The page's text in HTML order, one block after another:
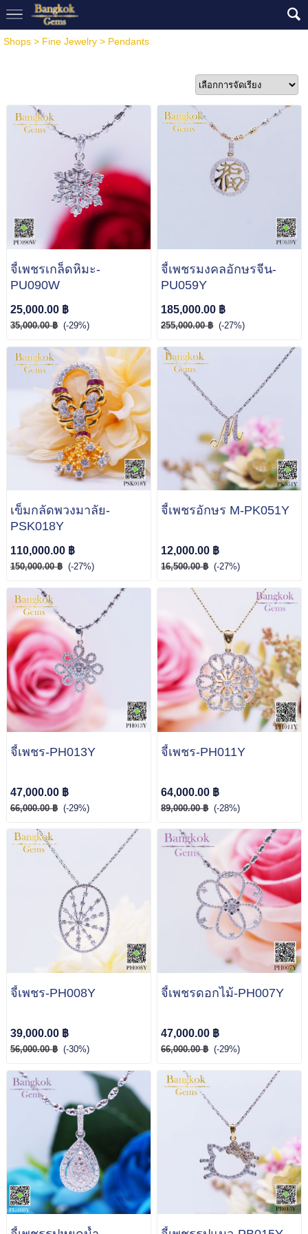
Shops> Fine Jewelry> Pendants
จี้เพชรเกล็ดหิมะ-
PU090W
25,000.00 ฿
35,000.00 ฿ (-29%)
จี้เพชรมงคลอักษรจีน-
PU059Y
185,000.00 ฿
255,000.00 ฿ (-27%)
เข็มกลัดพวงมาลัย-
PSK018Y
110,000.00 ฿
150,000.00 ฿ (-27%)
จี้เพชรอักษร M-PK051Y
12,000.00 ฿
16,500.00 ฿ (-27%)
จี้เพชร-PH013Y
47,000.00 ฿
66,000.00 ฿ (-29%)
จี้เพชร-PH011Y
64,000.00 ฿
89,000.00 ฿ (-28%)
จี้เพชร-PH008Y
39,000.00 ฿
56,000.00 ฿ (-30%)
จี้เพชรดอกไม้-PH007Y
47,000.00 ฿
66,000.00 ฿ (-29%)